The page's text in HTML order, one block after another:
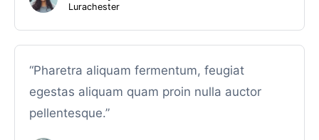
Lurachester
“Pharetra aliquam fermentum, feugiat
egestas aliquam quam proin nulla auctor
pellentesque.”